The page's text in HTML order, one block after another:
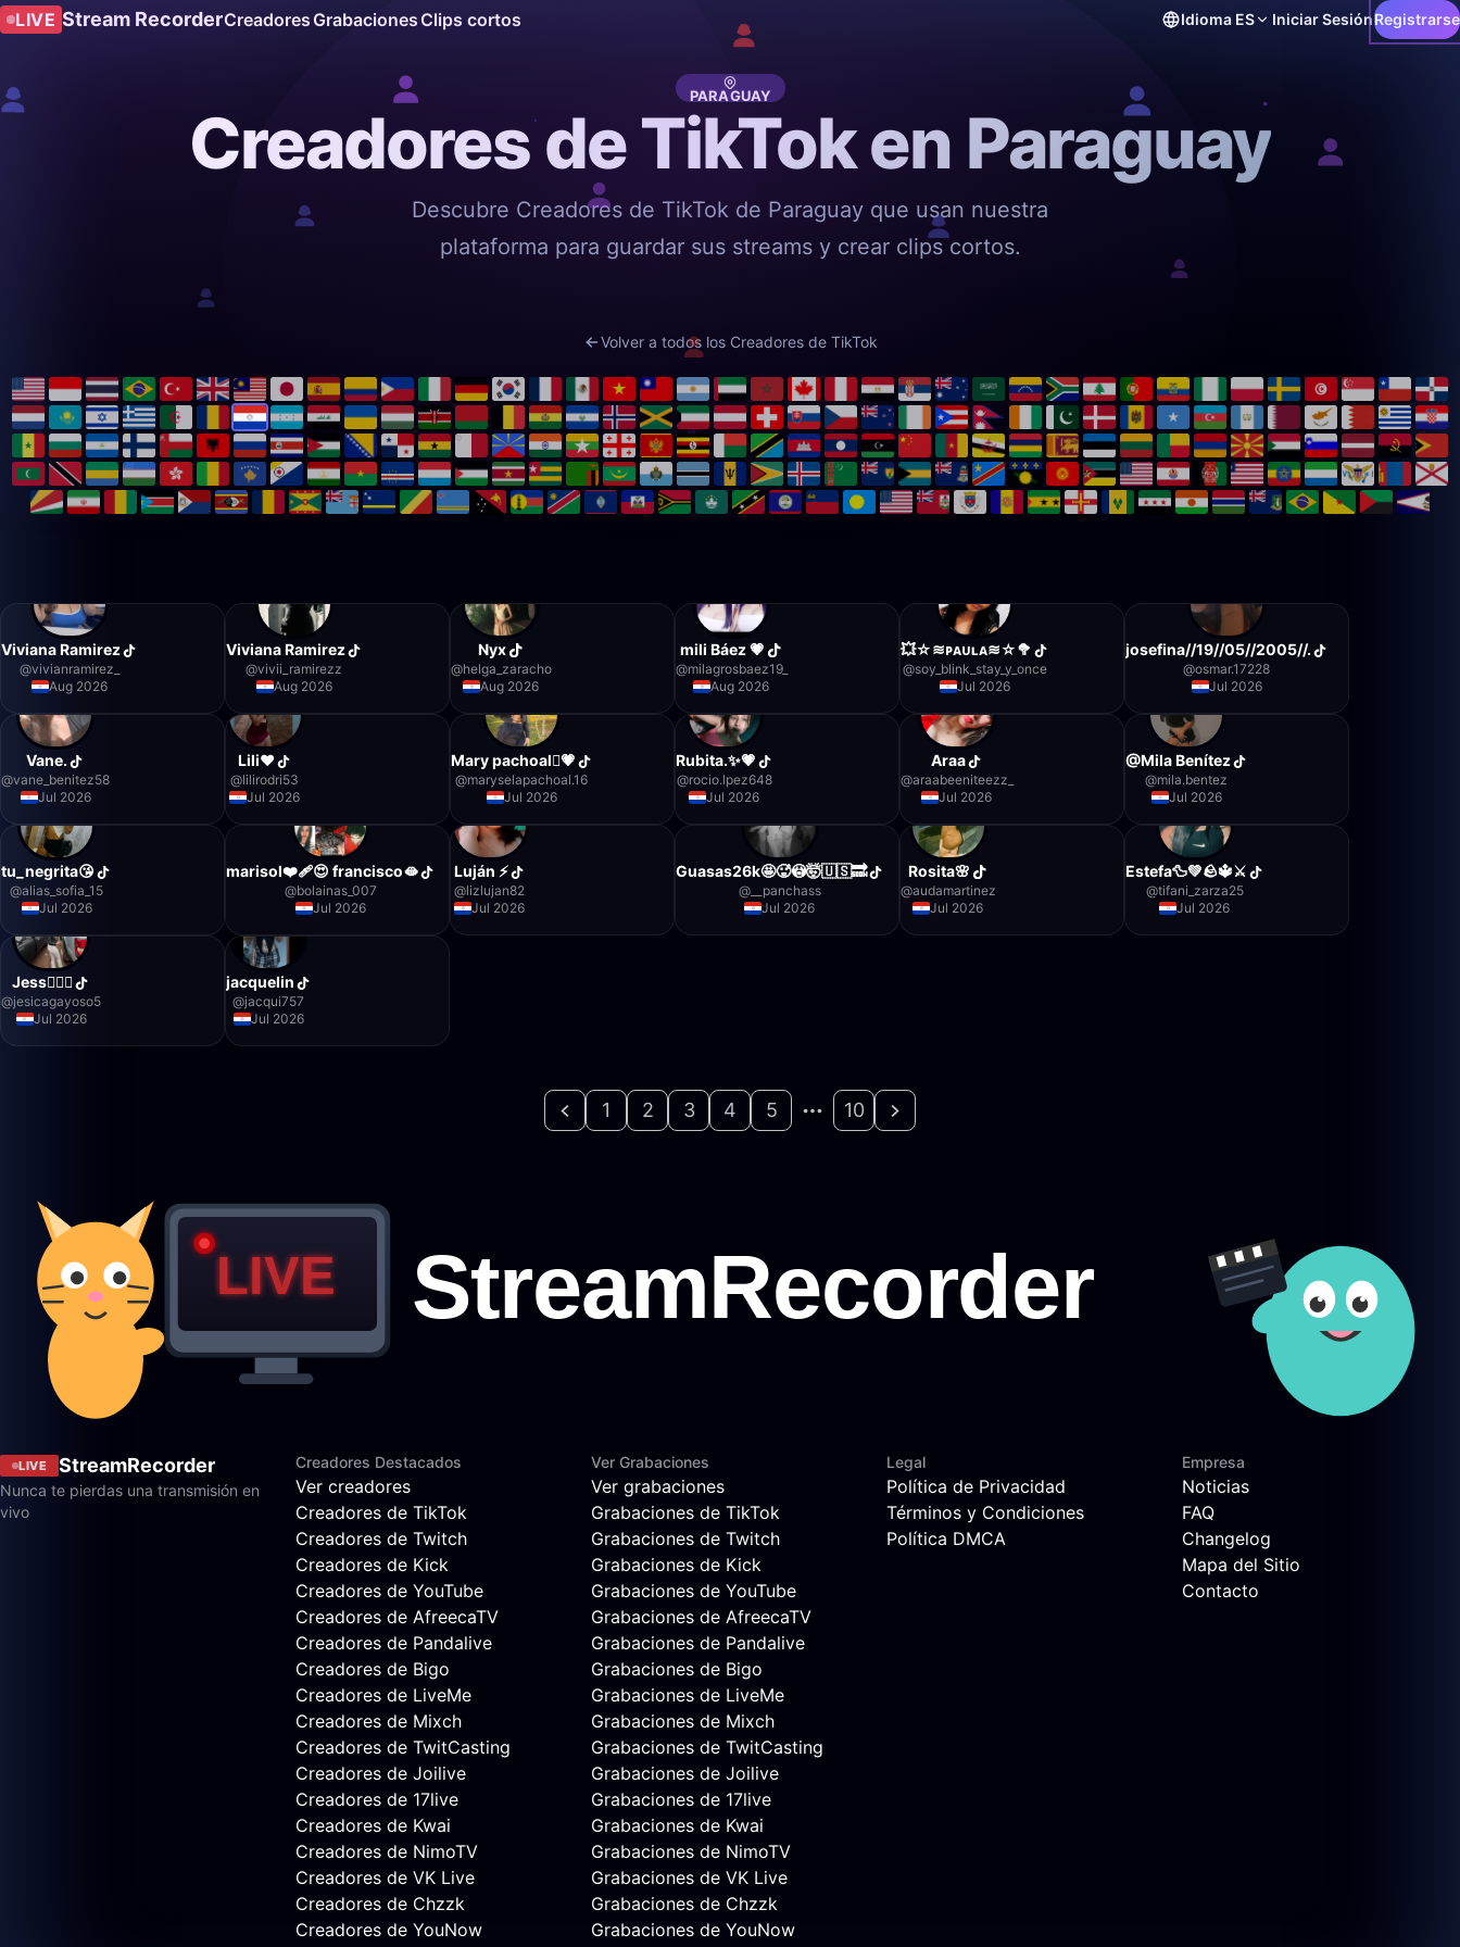
LIVE Stream RecorderCreadores Grabaciones Clips cortos Idioma ES Iniciar SesiónRegistrarse
PARAGUAY
Creadores de TikTok en Paraguay
Descubre Creadores de TikTok de Paraguay que usan nuestra
plataforma para guardar sus streams y crear clips cortos.
Volver a todos los Creadores de TikTok
Viviana Ramirez
@vivianramirez_
Aug 2026
Viviana Ramirez
@vivii_ramirezz
Aug 2026
Nyx
@helga_zaracho
Aug 2026
mili Báez 💗
@milagrosbaez19_
Aug 2026
💥☆≋ᴘᴀᴜʟᴀ≋☆🥦
@soy_blink_stay_y_once
Jul 2026
josefina//19//05//2005//.
@osmar.17228
Jul 2026
Vane.
@vane_benitez58
Jul 2026
Lili❤️
@lilirodri53
Jul 2026
Mary pachoal💗
@maryselapachoal.16
Jul 2026
Rubita.✨💗
@rocio.lpez648
Jul 2026
Araa
@araabeeniteezz_
Jul 2026
@Mila Benítez
@mila.bentez
Jul 2026
tu_negrita😘
@alias_sofia_15
Jul 2026
marisol❤️‍🩹😍 francisco🫦
@bolainas_007
Jul 2026
Luján ⚡
@lizlujan82
Jul 2026
Guasas26k🤩🥵😳🤯🇺🇸🔜
@__panchass
Jul 2026
Rosita🌸
@audamartinez
Jul 2026
Estefa🦆💚🪨🔱⚔️
@tifani_zarza25
Jul 2026
Jess❤️‍🔥
@jesicagayoso5
Jul 2026
jacquelin
@jacqui757
Jul 2026
1 2 3 4 5 10
LIVE StreamRecorder
Nunca te pierdas una transmisión en
vivo
Creadores Destacados
Ver creadores
Creadores de TikTok
Creadores de Twitch
Creadores de Kick
Creadores de YouTube
Creadores de AfreecaTV
Creadores de Pandalive
Creadores de Bigo
Creadores de LiveMe
Creadores de Mixch
Creadores de TwitCasting
Creadores de Joilive
Creadores de 17live
Creadores de Kwai
Creadores de NimoTV
Creadores de VK Live
Creadores de Chzzk
Creadores de YouNow
Ver Grabaciones
Ver grabaciones
Grabaciones de TikTok
Grabaciones de Twitch
Grabaciones de Kick
Grabaciones de YouTube
Grabaciones de AfreecaTV
Grabaciones de Pandalive
Grabaciones de Bigo
Grabaciones de LiveMe
Grabaciones de Mixch
Grabaciones de TwitCasting
Grabaciones de Joilive
Grabaciones de 17live
Grabaciones de Kwai
Grabaciones de NimoTV
Grabaciones de VK Live
Grabaciones de Chzzk
Grabaciones de YouNow
Legal
Política de Privacidad
Términos y Condiciones
Política DMCA
Empresa
Noticias
FAQ
Changelog
Mapa del Sitio
Contacto